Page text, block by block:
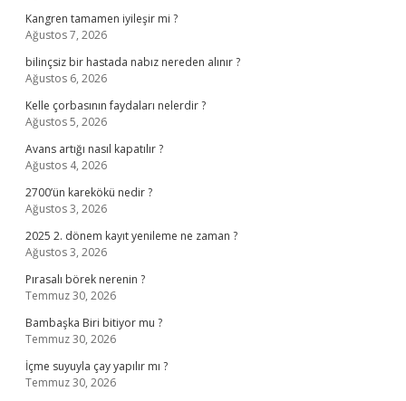
Kangren tamamen iyileşir mi ?
Ağustos 7, 2026
bilinçsiz bir hastada nabız nereden alınır ?
Ağustos 6, 2026
Kelle çorbasının faydaları nelerdir ?
Ağustos 5, 2026
Avans artığı nasıl kapatılır ?
Ağustos 4, 2026
2700’ün karekökü nedir ?
Ağustos 3, 2026
2025 2. dönem kayıt yenileme ne zaman ?
Ağustos 3, 2026
Pırasalı börek nerenin ?
Temmuz 30, 2026
Bambaşka Biri bitiyor mu ?
Temmuz 30, 2026
İçme suyuyla çay yapılır mı ?
Temmuz 30, 2026